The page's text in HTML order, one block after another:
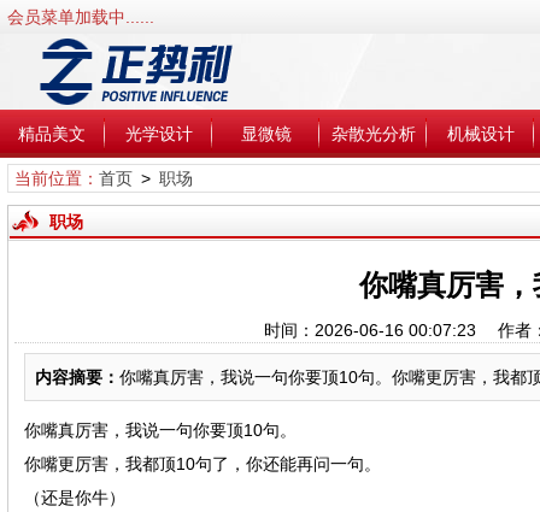
会员菜单加载中......
精品美文 光学设计 显微镜 杂散光分析 机械设计
当前位置： 首页> 职场
职场
你嘴真厉害
时间：2026-06-16 00:07:23 作
内容摘要： 你嘴真厉害，我说一句你要顶10句。你嘴更厉害，我都
你嘴真厉害，我说一句你要顶10句。
你嘴更厉害，我都顶10句了，你还能再问一句。
（还是你牛）